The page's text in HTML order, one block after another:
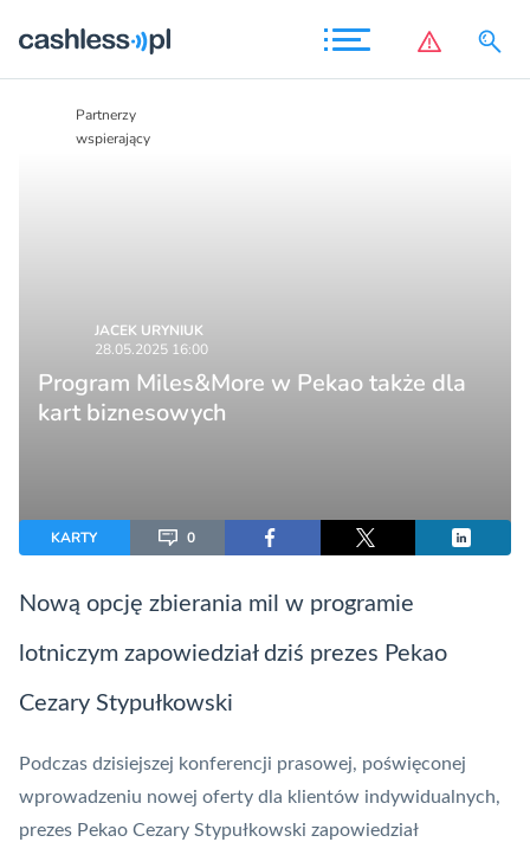
Partnerzy
wspierający
JACEK URYNIUK
28.05.2025 16:00
Program Miles&More w Pekao także dla
kart biznesowych
KARTY 0
Nową opcję zbierania mil w programie
lotniczym zapowiedział dziś prezes Pekao
Cezary Stypułkowski
Podczas dzisiejszej konferencji prasowej, poświęconej
wprowadzeniu nowej oferty dla klientów indywidualnych,
prezes Pekao Cezary Stypułkowski zapowiedział